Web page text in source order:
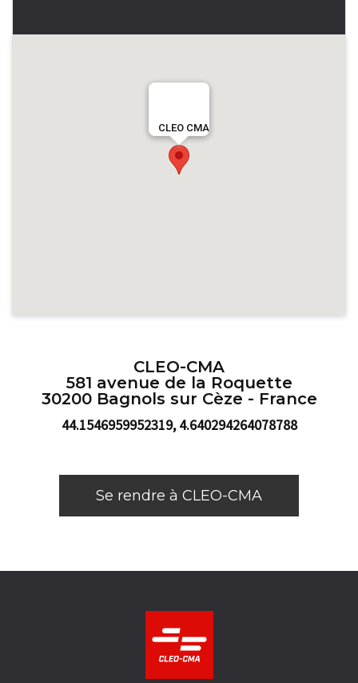
CLEO CMA
CLEO-CMA
581 avenue de la Roquette
30200 Bagnols sur Cèze - France
44.1546959952319, 4.640294264078788
Se rendre à CLEO-CMA